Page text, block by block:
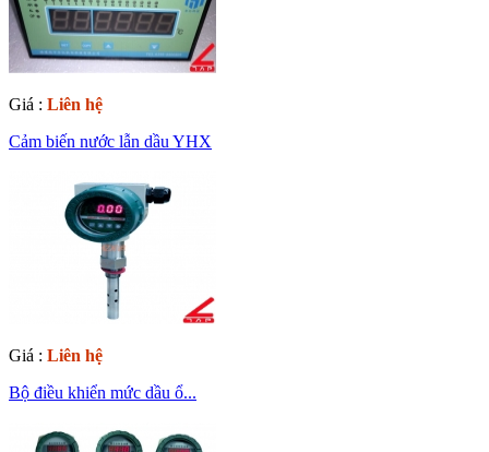
Giá : Liên hệ
Cảm biến nước lẫn dầu YHX
Giá : Liên hệ
Bộ điều khiển mức dầu ổ...